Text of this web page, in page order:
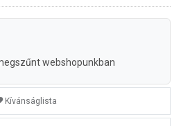
webshopunkban
Kívánságlista